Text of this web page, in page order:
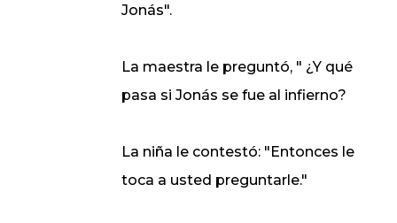
Jonás".
La maestra le preguntó, " ¿Y qué
pasa si Jonás se fue al infierno?
La niña le contestó: "Entonces le
toca a usted preguntarle."